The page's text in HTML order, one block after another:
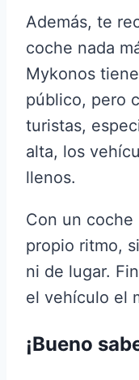
Además, te
coche nada
Mykonos
público, pero
turistas,
alta, los
llenos.
Con un coche
propio ritmo,
ni de lugar.
el vehículo el
¡Bueno